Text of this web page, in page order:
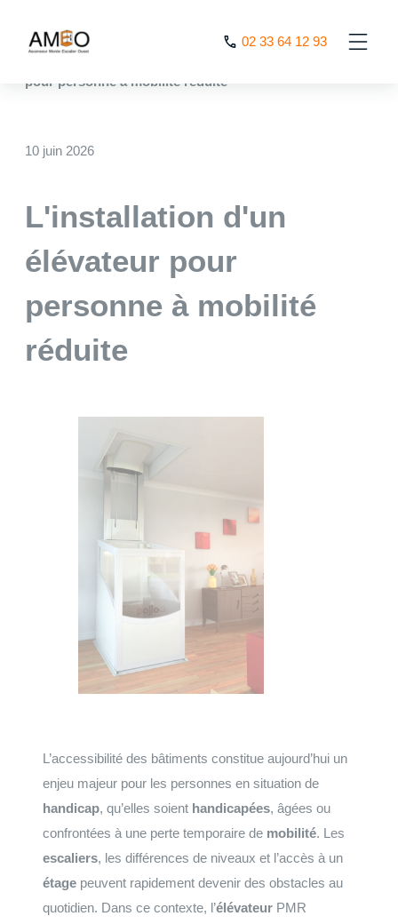
02 33 64 12 93
AMEO>Nos actualités
pour personne à mobilité réduite
10 juin 2026
L'installation d'un
élévateur pour
personne à mobilité
réduite
L’accessibilité des bâtiments constitue aujourd’hui un
enjeu majeur pour les personnes en situation de
handicap, qu’elles soient handicapées, âgées ou
confrontées à une perte temporaire de mobilité. Les
escaliers, les différences de niveaux et l’accès à un
étage peuvent rapidement devenir des obstacles au
quotidien. Dans ce contexte, l’élévateur PMR